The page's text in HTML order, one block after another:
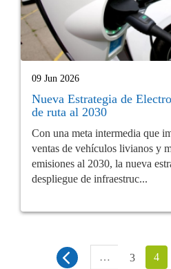
09 Jun 2026
Nueva Estrategia de
de ruta al 2030
Con una meta intermedia que
ventas de vehículos livianos y
emisiones al 2030, la nueva
despliegue de infraestruc...
… 3 4